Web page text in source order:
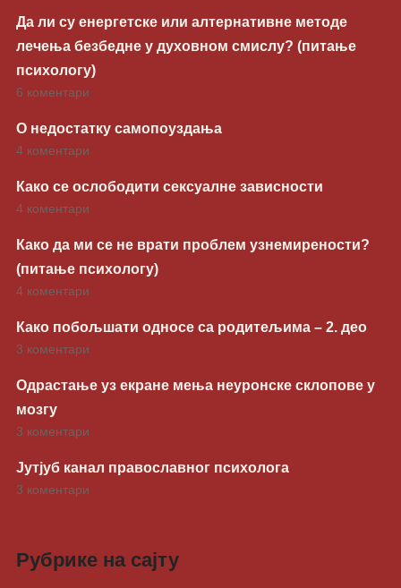
Да ли су енергетске или алтернативне методе
лечења безбедне у духовном смислу? (питање
психологу)
6 коментари
О недостатку самопоуздања
4 коментари
Како се ослободити сексуалне зависности
4 коментари
Како да ми се не врати проблем узнемирености?
(питање психологу)
4 коментари
Како побољшати односе са родитељима – 2. део
3 коментари
Одрастање уз екране мења неуронске склопове у
мозгу
3 коментари
Јутјуб канал православног психолога
3 коментари
Рубрике на сајту